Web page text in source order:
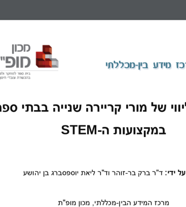
במקצועות ה-
STEM
ד"ר ברק בר-זוהר וד"ר ליאת יוספסברג בן יהושע
מרכז המידע הבין-מכללתי, מכון מופ"ת